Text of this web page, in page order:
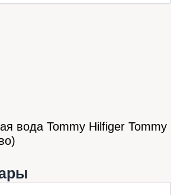
вода Tommy Hilfiger Tommy